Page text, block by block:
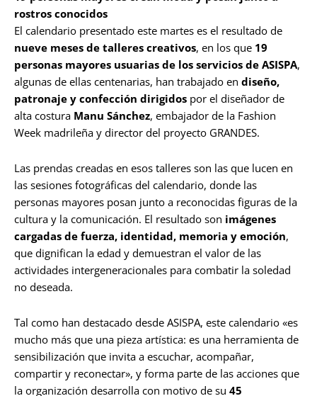
rostros conocidos
El calendario presentado este martes es el resultado de
nueve meses de talleres creativos, en los que 19
personas mayores usuarias de los servicios de ASISPA,
algunas de ellas centenarias, han trabajado en diseño,
patronaje y confección dirigidos por el diseñador de
alta costura Manu Sánchez, embajador de la Fashion
Week madrileña y director del proyecto GRANDES.
Las prendas creadas en esos talleres son las que lucen en
las sesiones fotográficas del calendario, donde las
personas mayores posan junto a reconocidas figuras de la
cultura y la comunicación. El resultado son imágenes
cargadas de fuerza, identidad, memoria y emoción,
que dignifican la edad y demuestran el valor de las
actividades intergeneracionales para combatir la soledad
no deseada.
Tal como han destacado desde ASISPA, este calendario «es
mucho más que una pieza artística: es una herramienta de
sensibilización que invita a escuchar, acompañar,
compartir y reconectar», y forma parte de las acciones que
la organización desarrolla con motivo de su 45